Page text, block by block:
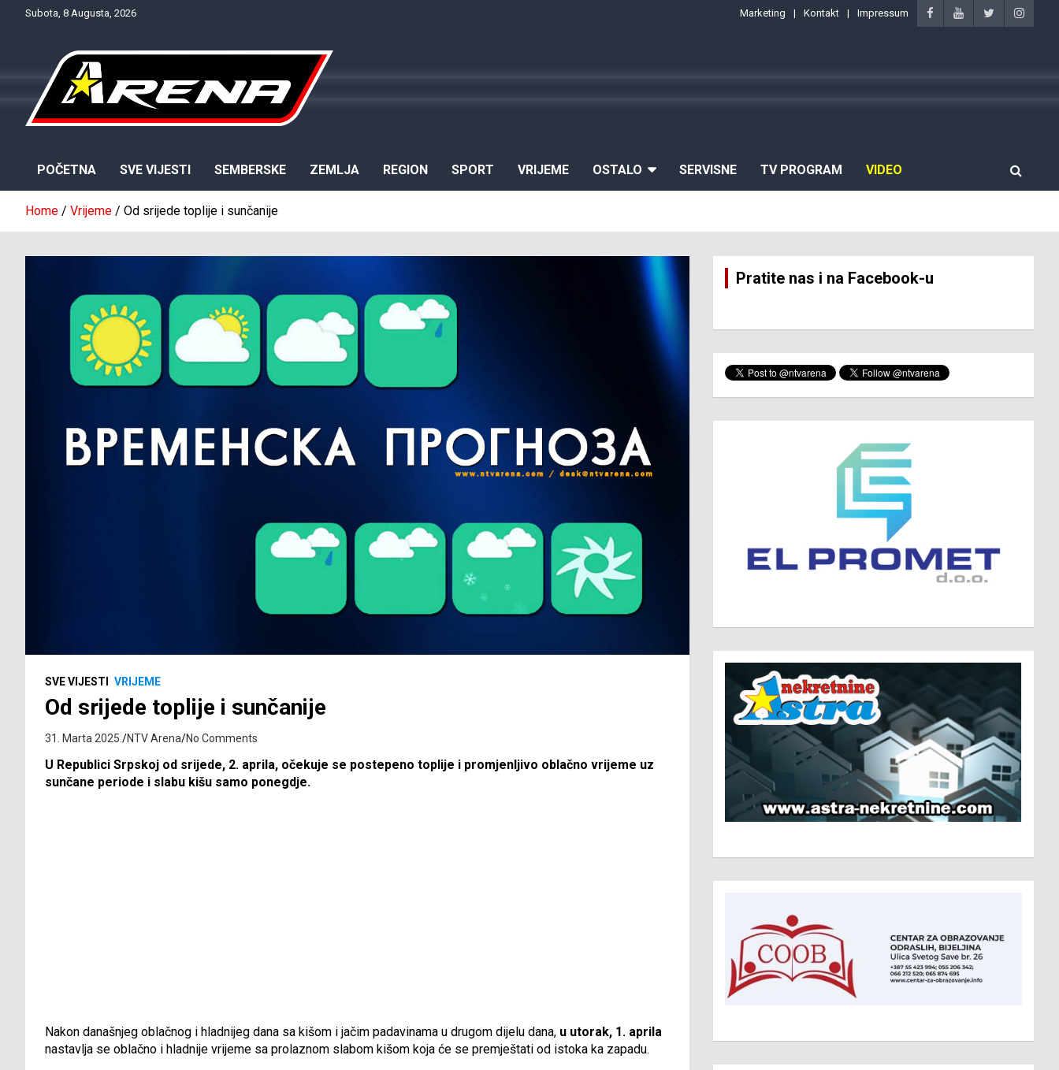
Subota, 8 Augusta, 2026 Marketing Kontakt Impressum
POČETNA SVE VIJESTI SEMBERSKE ZEMLJA REGION SPORT VRIJEME OSTALO SERVISNE TV PROGRAM VIDEO
Home Vrijeme Od srijede toplije i sunčanije
SVE VIJESTI VRIJEME
Od srijede toplije i sunčanije
31. Marta 2025. NTV Arena No Comments
U Republici Srpskoj od srijede, 2. aprila, očekuje se postepeno toplije i promjenljivo oblačno vrijeme uz
sunčane periode i slabu kišu samo ponegdje.
Nakon današnjeg oblačnog i hladnijeg dana sa kišom i jačim padavinama u drugom dijelu dana, u utorak, 1. aprila
nastavlja se oblačno i hladnije vrijeme sa prolaznom slabom kišom koja će se premještati od istoka ka zapadu.
Pratite nas i na Facebook-u